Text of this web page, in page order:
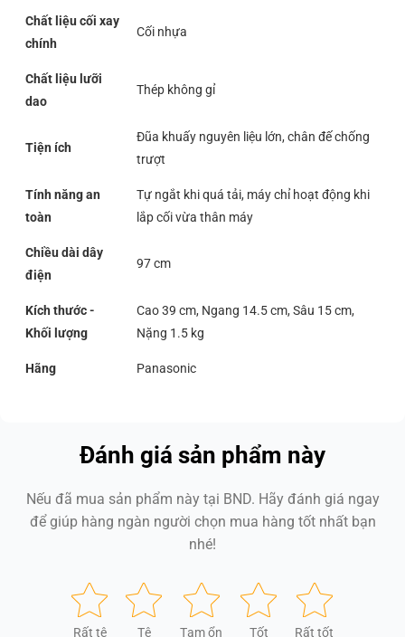
Chất liệu cối xay
chính
Cối nhựa
Chất liệu lưỡi
dao
Thép không gỉ
Tiện ích
Đũa khuấy nguyên liệu lớn, chân đế chống
trượt
Tính năng an
toàn
Tự ngắt khi quá tải, máy chỉ hoạt động khi
lắp cối vừa thân máy
Chiều dài dây
điện
97 cm
Kích thước -
Khối lượng
Cao 39 cm, Ngang 14.5 cm, Sâu 15 cm,
Nặng 1.5 kg
Hãng Panasonic
Đánh giá sản phẩm này
Nếu đã mua sản phẩm này tại BND. Hãy đánh giá ngay
để giúp hàng ngàn người chọn mua hàng tốt nhất bạn
nhé!
Rất tệ Tệ Tạm ổn Tốt Rất tốt